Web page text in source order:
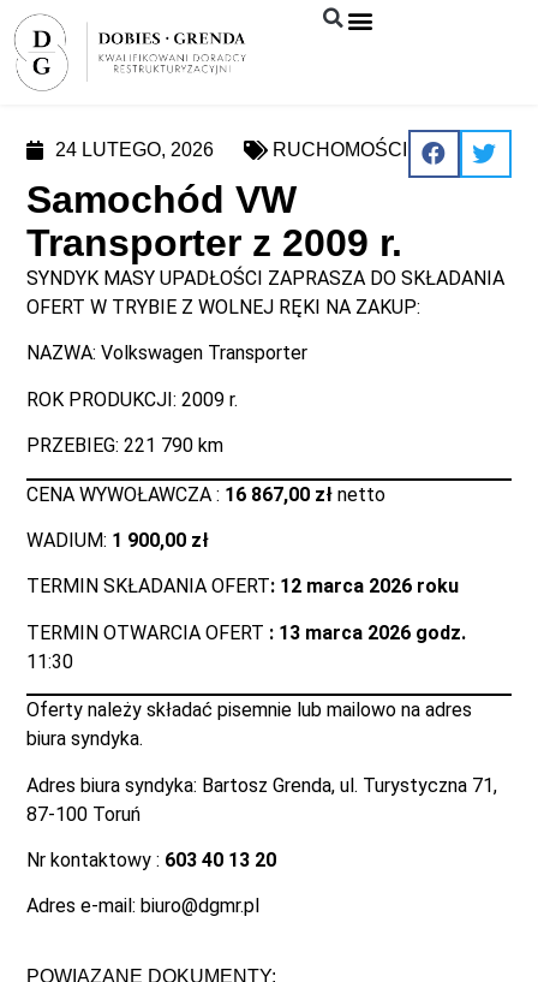
24 LUTEGO, 2026 RUCHOMOŚCI
Samochód VW
Transporter z 2009 r.
SYNDYK MASY UPADŁOŚCI ZAPRASZA DO SKŁADANIA
OFERT W TRYBIE Z WOLNEJ RĘKI NA ZAKUP:
NAZWA: Volkswagen Transporter
ROK PRODUKCJI: 2009 r.
PRZEBIEG: 221 790 km
CENA WYWOŁAWCZA : 16 867,00 zł netto
WADIUM: 1 900,00 zł
TERMIN SKŁADANIA OFERT: 12 marca 2026 roku
TERMIN OTWARCIA OFERT : 13 marca 2026 godz.
11:30
Oferty należy składać pisemnie lub mailowo na adres
biura syndyka.
Adres biura syndyka: Bartosz Grenda, ul. Turystyczna 71,
87-100 Toruń
Nr kontaktowy : 603 40 13 20
Adres e-mail: biuro@dgmr.pl
POWIĄZANE DOKUMENTY: